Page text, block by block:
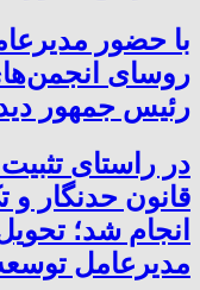
با حضور
روسای
رئیس جمهور
در راستای
قانون حدنگار
انجام شد؛
مدیرعامل